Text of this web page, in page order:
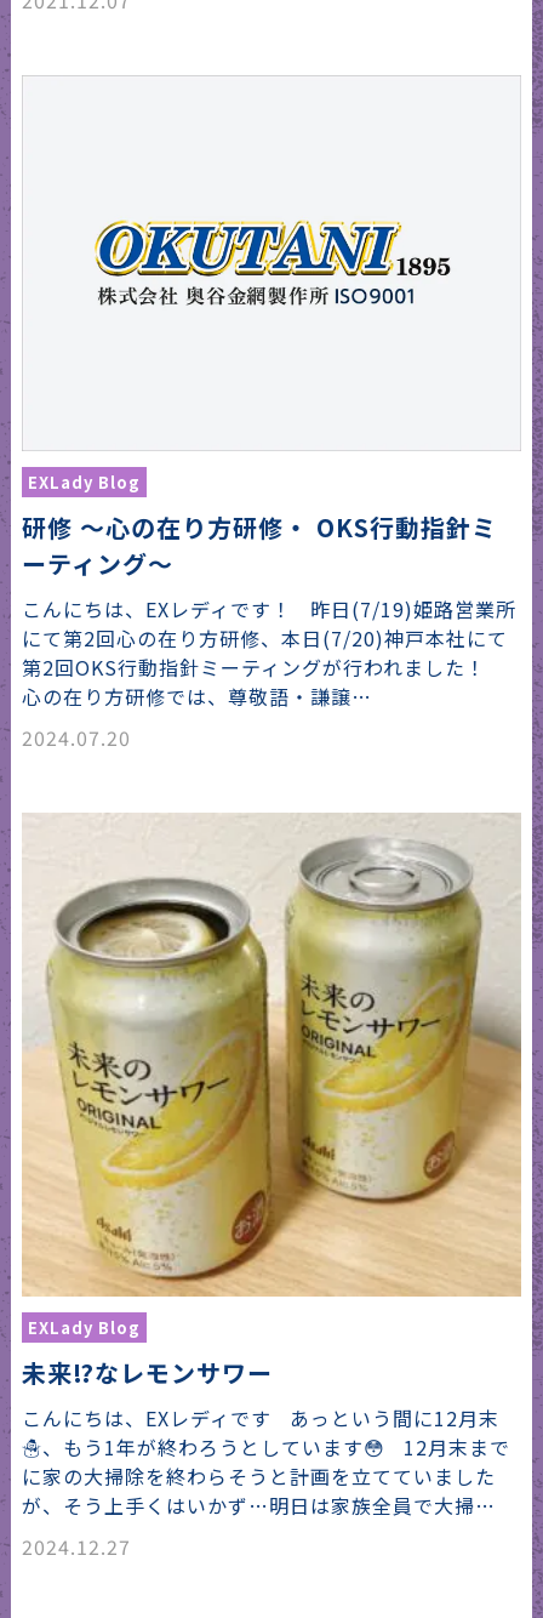
EXLady Blog
研修 〜心の在り方研修・ OKS行動指針ミ
ーティング〜
こんにちは、EXレディです！ 昨日(7/19)姫路営業所
にて第2回心の在り方研修、本日(7/20)神戸本社にて
第2回OKS行動指針ミーティングが行われました！
心の在り方研修では、尊敬語・謙譲…
2024.07.20
EXLady Blog
未来⁉︎なレモンサワー
こんにちは、EXレディです あっという間に12月末
☃️、もう1年が終わろうとしています😳 12月末まで
に家の大掃除を終わらそうと計画を立てていました
が、そう上手くはいかず…明日は家族全員で大掃…
2024.12.27